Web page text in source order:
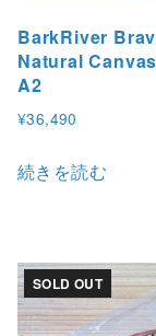
BarkRiver
Natural
A2
¥36,490
続きを読む
SOLD OUT